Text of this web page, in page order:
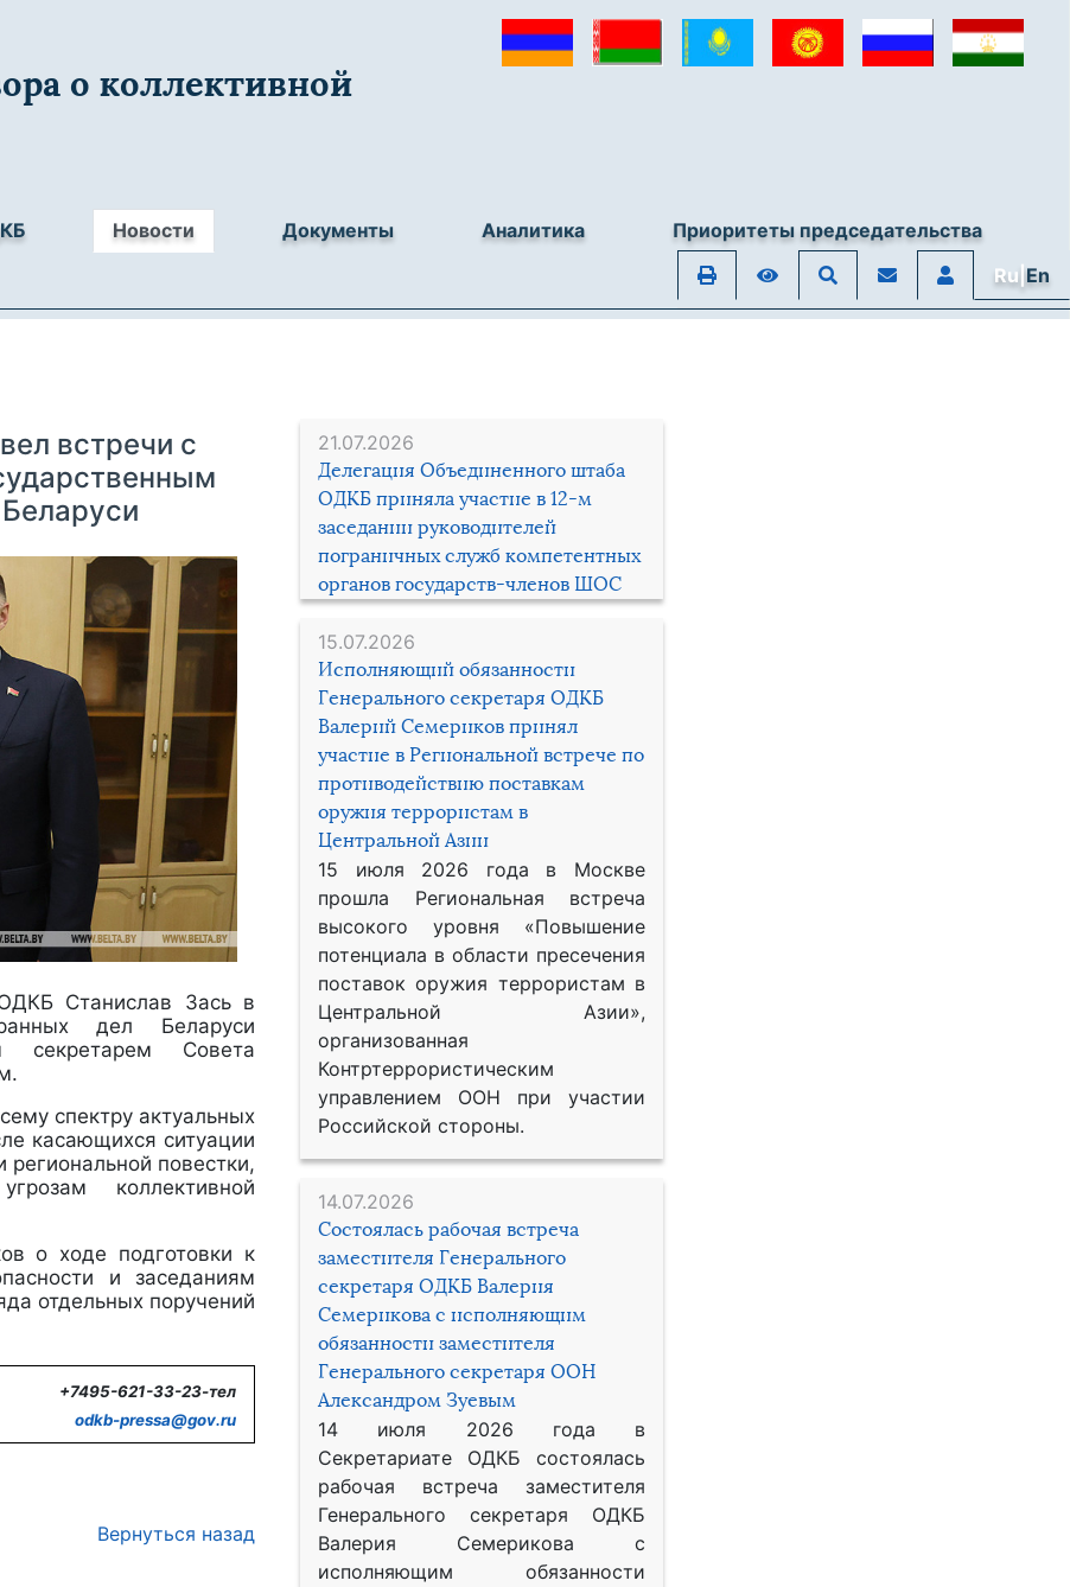
о коллективной
Новости Документы Аналитика
Приоритеты председательства
Ru|En
21.07.2026
Делегация Объединенного штаба
ОДКБ приняла участие в 12-м
заседании руководителей
пограничных служб компетентных
органов государств-членов ШОС
15.07.2026
Исполняющий обязанности
Генерального секретаря ОДКБ
Валерий Семериков принял
участие в Региональной встрече по
противодействию поставкам
оружия террористам в
Центральной Азии
15 июля 2026 года в Москве
прошла Региональная встреча
высокого уровня «Повышение
потенциала в области пресечения
поставок оружия террористам в
Центральной Азии»,
организованная
Контртеррористическим
управлением ООН при участии
Российской стороны.
14.07.2026
Состоялась рабочая встреча
заместителя Генерального
секретаря ОДКБ Валерия
Семерикова с исполняющим
обязанности заместителя
Генерального секретаря ООН
Александром Зуевым
14 июля 2026 года в
Секретариате ОДКБ состоялась
рабочая встреча заместителя
Генерального секретаря ОДКБ
Валерия Семерикова с
исполняющим обязанности
встречи с
Станислав Зась в
дел Беларуси
секретарем Совета
спектру актуальных
касающихся ситуации
повестки,
коллективной
о ходе подготовки к
и заседаниям
отдельных поручений
+7495-621-33-23-тел
odkb-pressa@gov.ru
Вернуться назад